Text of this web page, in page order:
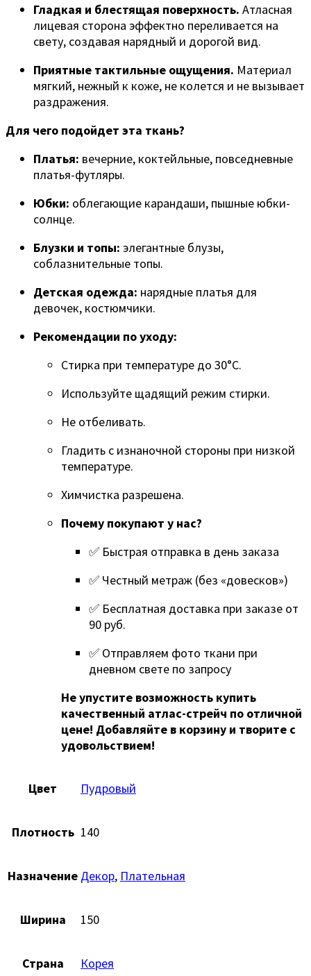
Гладкая и блестящая поверхность. Атласная
лицевая сторона эффектно переливается на
свету, создавая нарядный и дорогой вид.
Приятные тактильные ощущения. Материал
мягкий, нежный к коже, не колется и не вызывает
раздражения.
Для чего подойдет эта ткань?
Платья: вечерние, коктейльные, повседневные
платья-футляры.
Юбки: облегающие карандаши, пышные юбки-
солнце.
Блузки и топы: элегантные блузы,
соблазнительные топы.
Детская одежда: нарядные платья для
девочек, костюмчики.
Рекомендации по уходу:
Стирка при температуре до 30°C.
Используйте щадящий режим стирки.
Не отбеливать.
Гладить с изнаночной стороны при низкой
температуре.
Химчистка разрешена.
Почему покупают у нас?
✅ Быстрая отправка в день заказа
✅ Честный метраж (без «довесков»)
✅ Бесплатная доставка при заказе от
90 руб.
✅ Отправляем фото ткани при
дневном свете по запросу
Не упустите возможность купить
качественный атлас-стрейч по отличной
цене! Добавляйте в корзину и творите с
удовольствием!
Цвет Пудровый
Плотность 140
Назначение Декор, Плательная
Ширина 150
Страна Корея